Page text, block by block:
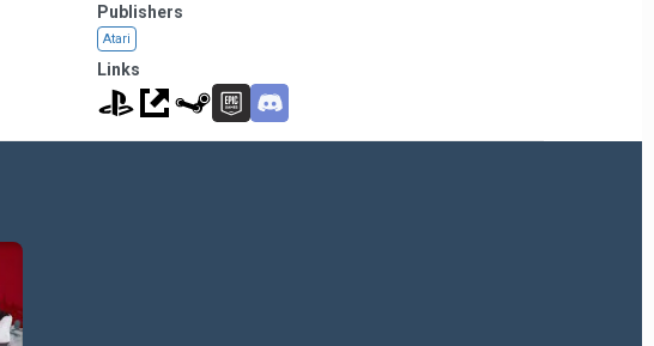
Publishers
Atari
Links